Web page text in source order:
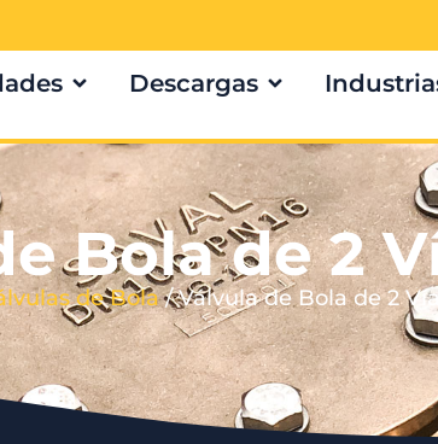
Descargas
Bola de 2
de Bola/ Válvula de Bola de 2